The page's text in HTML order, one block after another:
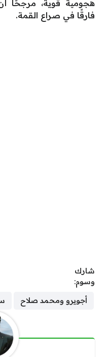
هجومية قوية، مرجحًا
فارقًا في صراع القمة.
شارك
وسوم:
أجويرو ومحمد صلاح